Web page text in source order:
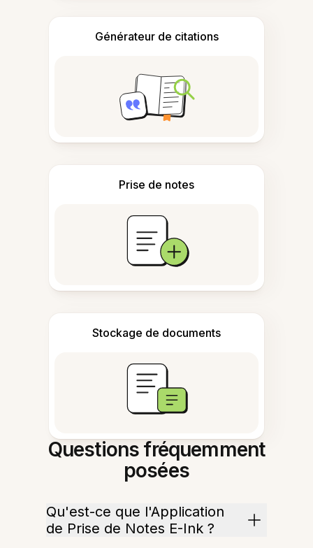
Générateur de citations
Prise de notes
Stockage de documents
Questions fréquemment
posées
Qu'est-ce que l'Application
de Prise de Notes E-Ink ?